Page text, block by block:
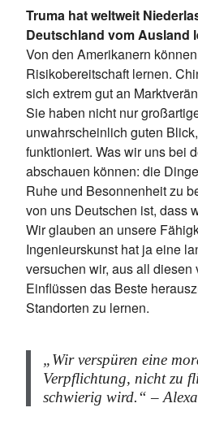
Truma hat weltweit
Deutschland vom Ausland
Von den Amerikanern
Risikobereitschaft lernen.
sich extrem gut an
Sie haben nicht nur
unwahrscheinlich guten
funktioniert. Was wir uns bei
abschauen können: die
Ruhe und Besonnenheit zu
von uns Deutschen ist, dass
Wir glauben an unsere
Ingenieurskunst hat ja eine
versuchen wir, aus all diesen
Einflüssen das Beste
Standorten zu lernen.
„Wir verspüren eine
Verpflichtung, nicht zu
schwierig wird.“ –